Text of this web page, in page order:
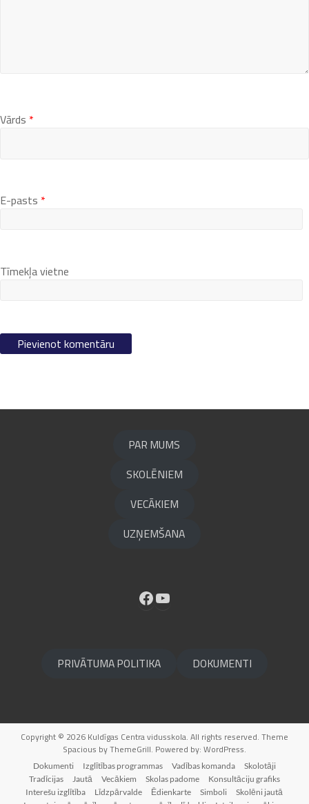
Vārds *
E-pasts *
Tīmekļa vietne
PAR MUMS
SKOLĒNIEM
VECĀKIEM
UZŅEMŠANA
Facebook
YouTube
PRIVĀTUMA POLITIKA DOKUMENTI
Copyright © 2026Kuldīgas Centra vidusskola. All rights reserved. Theme
Spacious by ThemeGrill. Powered by:WordPress.
Dokumenti Izglītības programmas Vadības komanda
Skolotāji
Tradīcijas
Jautā Vecākiem Skolas padome
Konsultāciju grafiks
Interešu izglītība
Līdzpārvalde Ēdienkarte Simboli
Skolēni jautā